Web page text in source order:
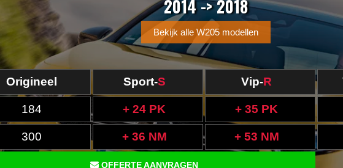
2014 -> 2018
Bekijk alle W205 modellen
Origineel Sport-S Vip-R
184 + 24 PK + 35 PK
300 + 36 NM + 53 NM
OFFERTE AANVRAGEN